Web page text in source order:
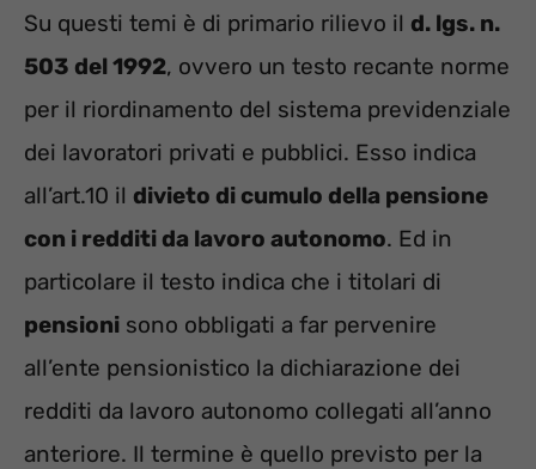
Su questi temi è di primario rilievo il d. lgs. n.
503 del 1992, ovvero un testo recante norme
per il riordinamento del sistema previdenziale
dei lavoratori privati e pubblici. Esso indica
all’art.10 il divieto di cumulo della pensione
con i redditi da lavoro autonomo. Ed in
particolare il testo indica che i titolari di
pensioni sono obbligati a far pervenire
all’ente pensionistico la dichiarazione dei
redditi da lavoro autonomo collegati all’anno
anteriore. Il termine è quello previsto per la